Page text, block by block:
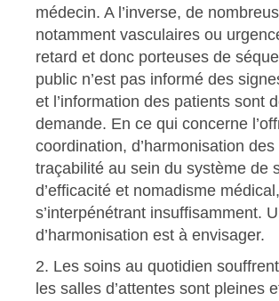
médecin. A l’inverse, de
notamment vasculaires ou
retard et donc porteuses de
public n’est pas informé des
et l’information des patients sont
demande. En ce qui concerne
coordination, d’harmonisation
traçabilité au sein du système de
d’efficacité et nomadisme
s’interpénétrant insuffisamment.
d’harmonisation est à envisager.
2. Les soins au quotidien
les salles d’attentes sont pleines